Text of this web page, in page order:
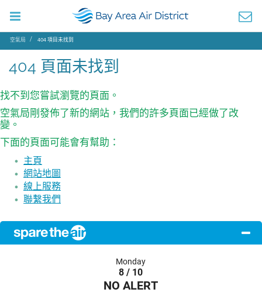
空氣局 404 項目未找到
404 頁面未找到
找不到您嘗試瀏覽的頁面。
空氣局剛發佈了新的網站，我們的許多頁面已經做了改
變。
下面的頁面可能會有幫助：
主頁
網站地圖
線上服務
聯繫我們
Monday
8 / 10
NO ALERT